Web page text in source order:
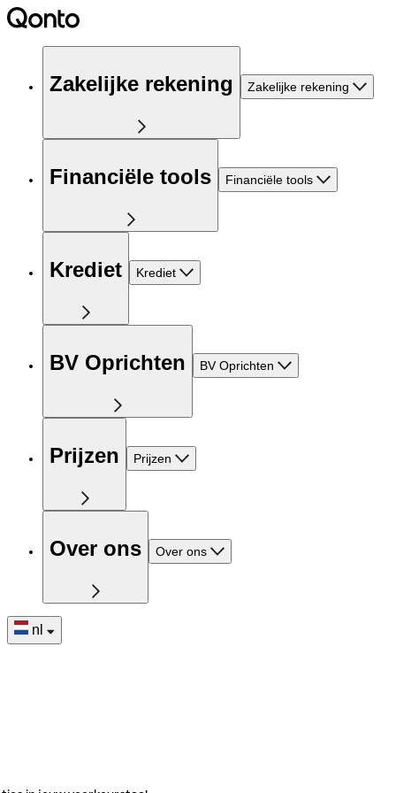
Zakelijke rekening Zakelijke rekening
Financiële tools Financiële tools
Krediet Krediet
BV Oprichten BV Oprichten
Prijzen Prijzen
Over ons Over ons
nl